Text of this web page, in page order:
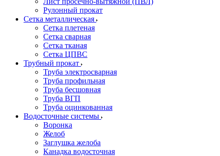
Рулонный прокат
Сетка металлическая
Сетка плетеная
Сетка сварная
Сетка тканая
Сетка ЦПВС
Трубный прокат
Труба электросварная
Труба профильная
Труба бесшовная
Труба ВГП
Труба оцинкованная
Водосточные системы
Воронка
Желоб
Заглушка желоба
Канадка водосточная